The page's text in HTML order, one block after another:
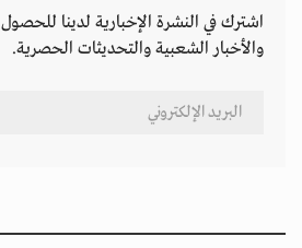
اشترك في النشرة الإخبارية لدينا
والأخبار الشعبية والتحديثات الحصرية.